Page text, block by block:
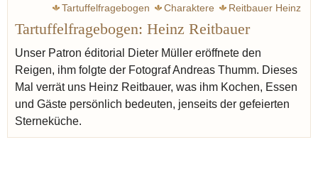
Tartuffelfragebogen Charaktere
Reitbauer Heinz
Müller Dieter
Käse Champagner
Tartuffelfragebogen: Heinz Reitbauer
Unser Patron éditorial Dieter Müller eröffnete den
Reigen, ihm folgte der Fotograf Andreas Thumm. Dieses
Mal verrät uns Heinz Reitbauer, was ihm Kochen, Essen
und Gäste persönlich bedeuten, jenseits der gefeierten
Sterneküche.